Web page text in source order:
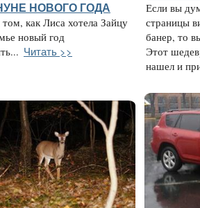
НОВОГО ГОДА
том, как Лиса хотела Зайцу
новый год
Читать >>
Если вы
страницы
банер, то
Этот
нашел и